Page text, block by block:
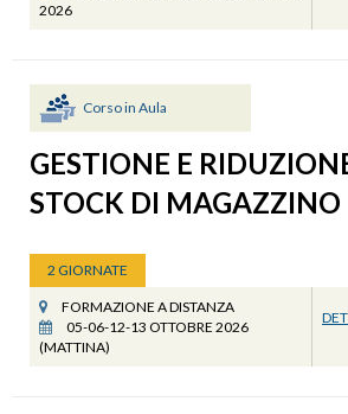
2026
Corso in Aula
GESTIONE E
STOCK DI MAGAZZINO
2 GIORNATE
FORMAZIONE A DISTANZA
05-06-12-13 OTTOBRE 2026
(MATTINA)